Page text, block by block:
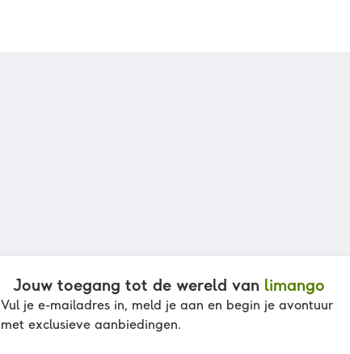
Jouw toegang tot de wereld van limango
Vul je e-mailadres in, meld je aan en begin je avontuur
met exclusieve aanbiedingen.